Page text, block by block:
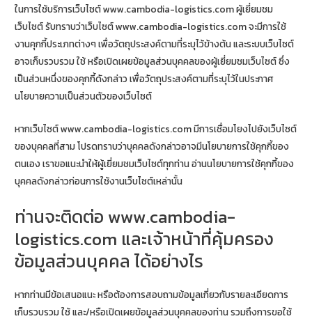
ในการใช้บริการเว็บไซต์ www.cambodia-logistics.com ผู้เยี่ยมชม
เว็บไซต์ รับทราบว่าเว็บไซต์ www.cambodia-logistics.com จะมีการใช้
งานคุกกี้ประเภทต่างๆ เพื่อวัตถุประสงค์ตามที่ระบุไว้ข้างต้น และระบบเว็บไซต์
อาจเก็บรวบรวม ใช้ หรือเปิดเผยข้อมูลส่วนบุคคลของผู้เยี่ยมชมเว็บไซต์ ซึ่ง
เป็นส่วนหนึ่งของคุกกี้ดังกล่าว เพื่อวัตถุประสงค์ตามที่ระบุไว้ในประกาศ
นโยบายความเป็นส่วนตัวของเว็บไซต์
หากเว็บไซต์ www.cambodia-logistics.com มีการเชื่อมโยงไปยังเว็บไซต์
ของบุคคลที่สาม โปรดทราบว่าบุคคลดังกล่าวอาจมีนโยบายการใช้คุกกี้ของ
ตนเอง เราขอแนะนำให้ผู้เยี่ยมชมเว็บไซต์ทุกท่าน อ่านนโยบายการใช้คุกกี้ของ
บุคคลดังกล่าวก่อนการใช้งานเว็บไซต์เหล่านั้น
ท่านจะติดต่อ www.cambodia-
logistics.com และเจ้าหน้าที่คุ้มครอง
ข้อมูลส่วนบุคคล ได้อย่างไร
หากท่านมีข้อเสนอแนะ หรือต้องการสอบถามข้อมูลเกี่ยวกับรายละเอียดการ
เก็บรวบรวม ใช้ และ/หรือเปิดเผยข้อมูลส่วนบุคคลของท่าน รวมถึงการขอใช้